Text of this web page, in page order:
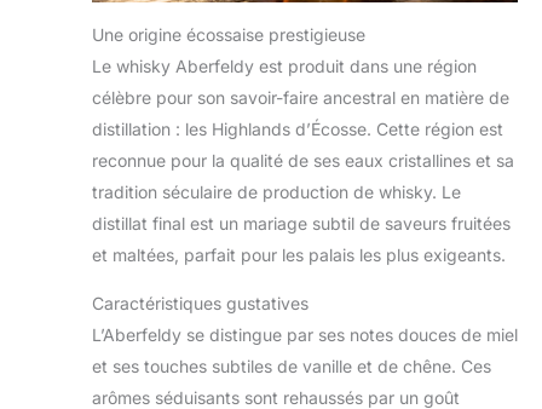
Une origine écossaise prestigieuse
Le whisky Aberfeldy est produit dans une région
célèbre pour son savoir-faire ancestral en matière de
distillation : les Highlands d’Écosse. Cette région est
reconnue pour la qualité de ses eaux cristallines et sa
tradition séculaire de production de whisky. Le
distillat final est un mariage subtil de saveurs fruitées
et maltées, parfait pour les palais les plus exigeants.
Caractéristiques gustatives
L’Aberfeldy se distingue par ses notes douces de miel
et ses touches subtiles de vanille et de chêne. Ces
arômes séduisants sont rehaussés par un goût